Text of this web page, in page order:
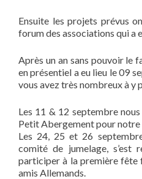
Ensuite les projets prévus
forum des associations qui a
Après un an sans pouvoir le
en présentiel a eu lieu le 09
vous avez très nombreux à y
Les 11 & 12 septembre
Petit Abergement pour
Les 24, 25 et 26
comité de jumelage, s’est
participer à la première fête
amis Allemands.